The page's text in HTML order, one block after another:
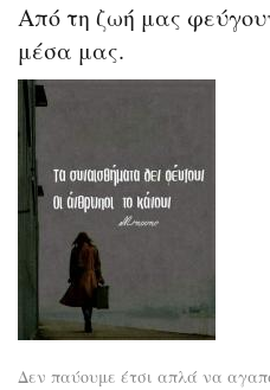
Από τη ζωή μας
μέσα μας.
Δεν παύουμε έτσι απλά να